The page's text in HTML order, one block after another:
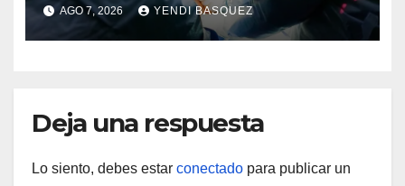
AGO 7, 2026 YENDI BASQUEZ
Deja una respuesta
Lo siento, debes estar conectado para publicar un